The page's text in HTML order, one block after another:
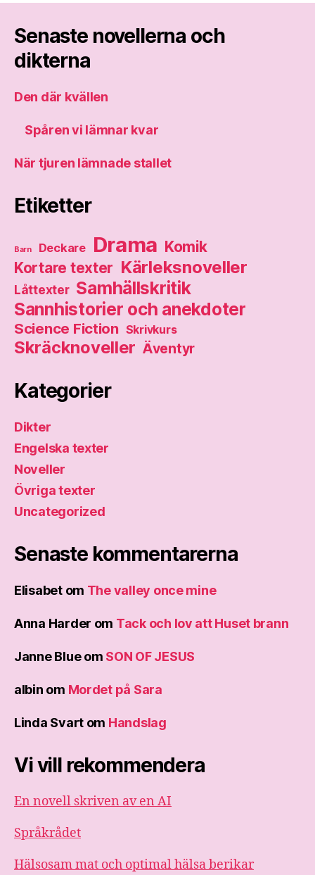
Senaste novellerna och
dikterna
Den där kvällen
Spåren vi lämnar kvar
När tjuren lämnade stallet
Etiketter
Barn Deckare Drama Komik
Kortare texter Kärleksnoveller
Låttexter Samhällskritik
Sannhistorier och anekdoter
Science Fiction Skrivkurs
Skräcknoveller Äventyr
Kategorier
Dikter
Engelska texter
Noveller
Övriga texter
Uncategorized
Senaste kommentarerna
Elisabetom The valley once mine
Anna Harder om Tack och lov att Huset brann
Janne Blueom SON OF JESUS
albin om Mordet på Sara
Linda Svart om Handslag
Vi vill rekommendera
En novell skriven av en AI
Språkrådet
Hälsosam mat och optimal hälsa berikar